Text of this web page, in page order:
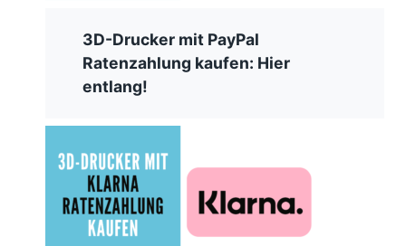
3D-Drucker mit PayPal
Ratenzahlung kaufen: Hier
entlang!